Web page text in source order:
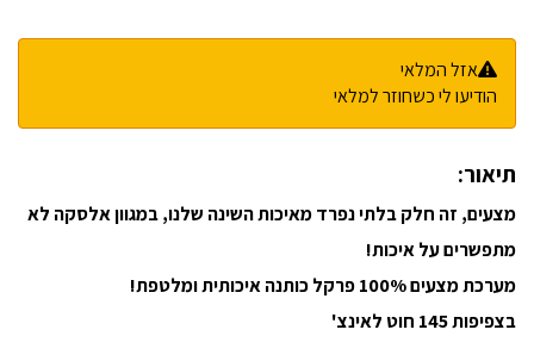
אזל המלאי
הודיעו לי כשחוזר למלאי
תיאור:
מצעים, זה חלק בלתי נפרד מאיכות השינה שלנו, במגוון אלסקה לא
מתפשרים על איכות!
מערכת מצעים 100% פרקל כותנה איכותית ומלטפת!
בצפיפות 145 חוט לאינצ'